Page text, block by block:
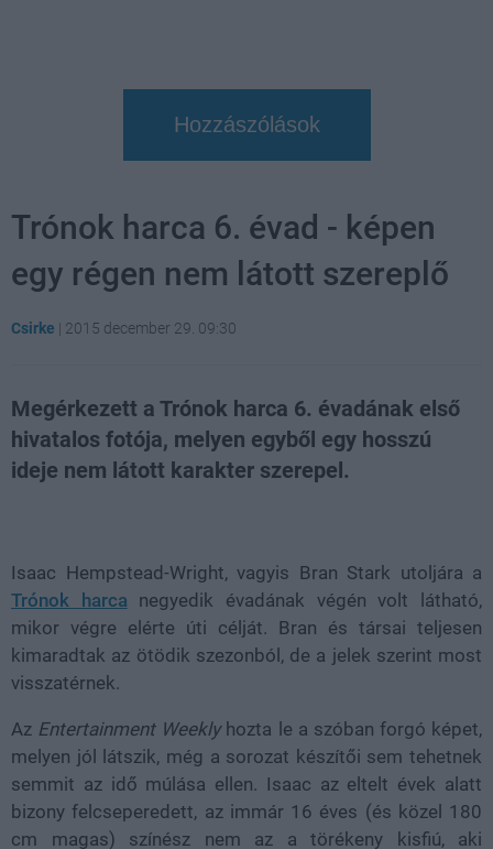
Hozzászólások
Trónok harca 6. évad - képen
egy régen nem látott szereplő
Csirke | 2015 december 29. 09:30
Megérkezett a Trónok harca 6. évadának első
hivatalos fotója, melyen egyből egy hosszú
ideje nem látott karakter szerepel.
Isaac Hempstead-Wright, vagyis Bran Stark utoljára a
Trónok harca negyedik évadának végén volt látható,
mikor végre elérte úti célját. Bran és társai teljesen
kimaradtak az ötödik szezonból, de a jelek szerint most
visszatérnek.
Az Entertainment Weeklyhozta le a szóban forgó képet,
melyen jól látszik, még a sorozat készítői sem tehetnek
semmit az idő múlása ellen. Isaac az eltelt évek alatt
bizony felcseperedett, az immár 16 éves (és közel 180
cm magas) színész nem az a törékeny kisfiú, aki